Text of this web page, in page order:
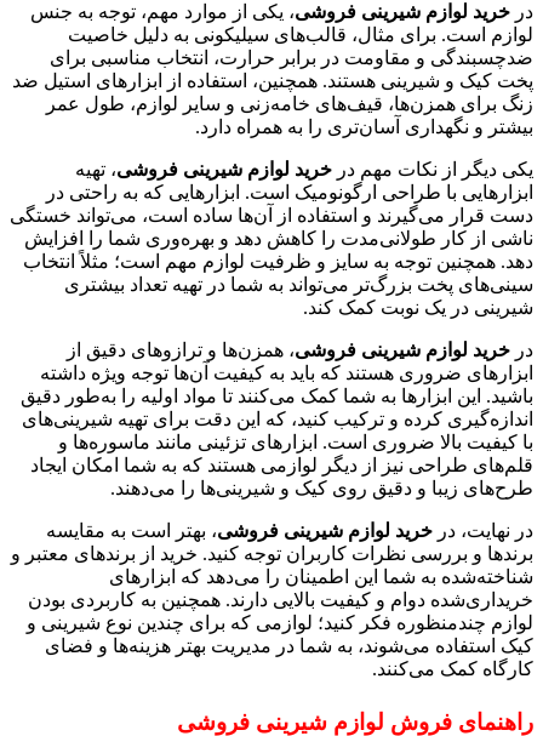
در خرید لوازم شیرینی فروشی، یکی از موارد مهم، توجه به جنس
لوازم است. برای مثال، قالب‌های سیلیکونی به دلیل خاصیت
ضدچسبندگی و مقاومت در برابر حرارت، انتخاب مناسبی برای
پخت کیک و شیرینی هستند. همچنین، استفاده از ابزارهای استیل ضد
زنگ برای همزن‌ها، قیف‌های خامه‌زنی و سایر لوازم، طول عمر
بیشتر و نگهداری آسان‌تری را به همراه دارد.
یکی دیگر از نکات مهم در خرید لوازم شیرینی فروشی، تهیه
ابزارهایی با طراحی ارگونومیک است. ابزارهایی که به راحتی در
دست قرار می‌گیرند و استفاده از آن‌ها ساده است، می‌تواند خستگی
ناشی از کار طولانی‌مدت را کاهش دهد و بهره‌وری شما را افزایش
دهد. همچنین توجه به سایز و ظرفیت لوازم مهم است؛ مثلاً انتخاب
سینی‌های پخت بزرگ‌تر می‌تواند به شما در تهیه تعداد بیشتری
شیرینی در یک نوبت کمک کند.
در خرید لوازم شیرینی فروشی، همزن‌ها و ترازوهای دقیق از
ابزارهای ضروری هستند که باید به کیفیت آن‌ها توجه ویژه داشته
باشید. این ابزارها به شما کمک می‌کنند تا مواد اولیه را به‌طور دقیق
اندازه‌گیری کرده و ترکیب کنید، که این دقت برای تهیه شیرینی‌های
با کیفیت بالا ضروری است. ابزارهای تزئینی مانند ماسوره‌ها و
قلم‌های طراحی نیز از دیگر لوازمی هستند که به شما امکان ایجاد
طرح‌های زیبا و دقیق روی کیک و شیرینی‌ها را می‌دهند.
در نهایت، در خرید لوازم شیرینی فروشی، بهتر است به مقایسه
برندها و بررسی نظرات کاربران توجه کنید. خرید از برندهای معتبر و
شناخته‌شده به شما این اطمینان را می‌دهد که ابزارهای
خریداری‌شده دوام و کیفیت بالایی دارند. همچنین به کاربردی بودن
لوازم چندمنظوره فکر کنید؛ لوازمی که برای چندین نوع شیرینی و
کیک استفاده می‌شوند، به شما در مدیریت بهتر هزینه‌ها و فضای
کارگاه کمک می‌کنند.
راهنمای فروش لوازم شیرینی فروشی